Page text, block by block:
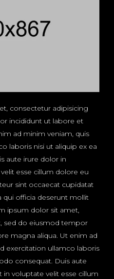
consectetur adipisicing
incididunt ut labore et
ad minim veniam, quis
laboris nisi ut aliquip ex ea
aute irure dolor in
esse cillum dolore eu
sint occaecat cupidatat
qui officia deserunt mollit
ipsum dolor sit amet,
sed do eiusmod tempor
magna aliqua. Ut enim ad
exercitation ullamco laboris
consequat. Duis aute
voluptate velit esse cillum